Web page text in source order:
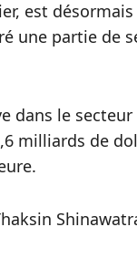
est
une partie de
dans le
milliards de